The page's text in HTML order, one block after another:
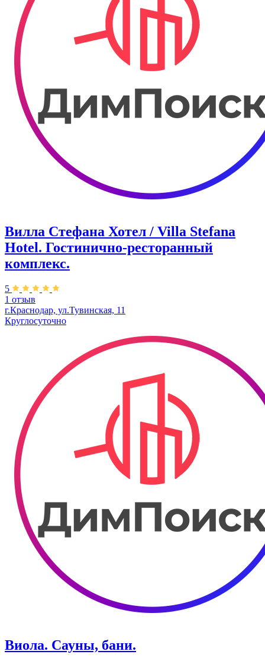
Вилла Стефана Хотел / Villa Stefana
Hotel. Гостинично-ресторанный
комплекс.
5
1 отзыв
г.Краснодар, ул.Тувинская, 11
Круглосуточно
Виола. Сауны, бани.